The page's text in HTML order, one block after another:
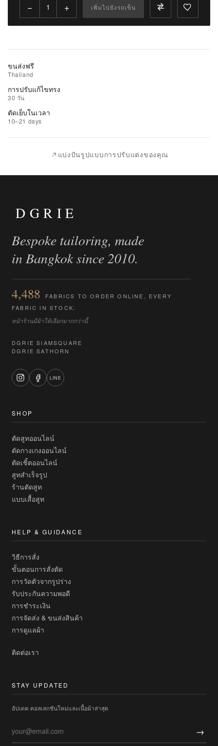
ไป
รถ
เข็น
รายการ
ที่
ชอบ
เปรียบ
− + เพิ่มไปยังรถเข็น
ขนส่งฟรี
Thailand
การปรับแก้ไขทรง
30 วัน
ตัดเย็บในเวลา
10–21 days
แบ่งปันรูปแบบการปรับแต่งของคุณ
DGRIE
Bespoke tailoring, made
in Bangkok since 2010.
4,488
FABRICS TO ORDER ONLINE, EVERY
FABRIC IN STOCK.
หน้าร้านมีผ้าให้เลือกมากกว่านี้
DGRIE SIAMSQUARE
DGRIE SATHORN
LINE
SHOP
ตัดสูทออนไลน์
ตัดกางเกงออนไลน์
ตัดเชิ้ตออนไลน์
สูทสำเร็จรูป
ร้านตัดสูท
แบบเสื้อสูท
HELP & GUIDANCE
วิธีการสั่ง
ขั้นตอนการสั่งตัด
การวัดตัวจากรูปร่าง
รับประกันความพอดี
การชำระเงิน
การจัดส่ง & ขนส่งสินค้า
การดูแลผ้า
ติดต่อเรา
STAY UPDATED
อัปเดต คอลเลกชันใหม่และเนื้อผ้าล่าสุด
→